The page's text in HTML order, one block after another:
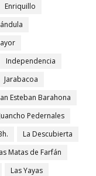
Enriquillo
Independencia
Jarabacoa
Esteban Barahona
Juancho Pedernales
La Descubierta
Matas de Farfán
Las Yayas